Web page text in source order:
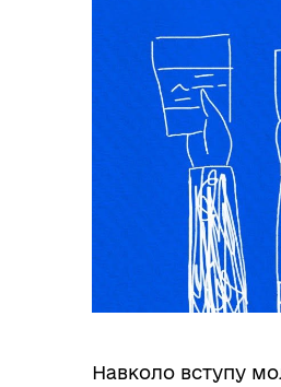
Навколо вступу